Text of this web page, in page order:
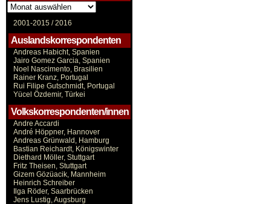
Archiv
2001-2015 /2016
Auslandskorrespondenten
Andreas Habicht, Spanien
Jairo Gomez Garcia, Spanien
Noel Nascimento, Brasilien
Rainer Kranz, Portugal
Rui Filipe Gutschmidt, Portugal
Yücel Özdemir, Türkei
Volkskorrespondenten/innen
Andre Accardi
André Höppner, Hannover
Andreas Grünwald, Hamburg
Bastian Reichardt, Königswinter
Diethard Möller, Stuttgart
Fritz Theisen, Stuttgart
Gizem Gözüacik, Mannheim
Heinrich Schreiber
Ilga Röder, Saarbrücken
Jens Lustig, Augsburg